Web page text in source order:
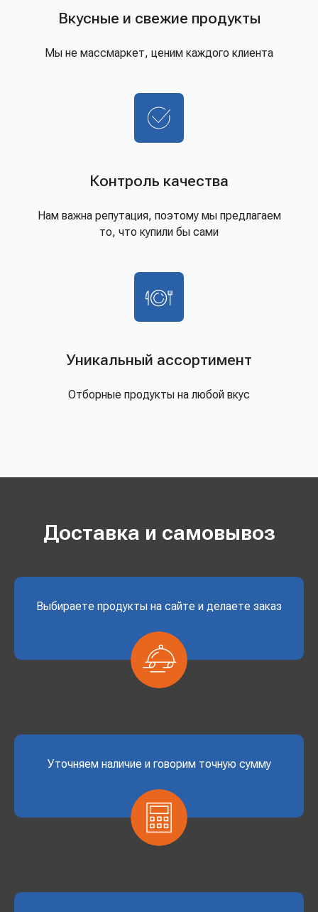
Вкусные и свежие продукты
Мы не массмаркет, ценим каждого клиента
Контроль качества
Нам важна репутация, поэтому мы предлагаем
то, что купили бы сами
Уникальный ассортимент
Отборные продукты на любой вкус
Доставка и самовывоз
Выбираете продукты на сайте и делаете заказ
Уточняем наличие и говорим точную сумму